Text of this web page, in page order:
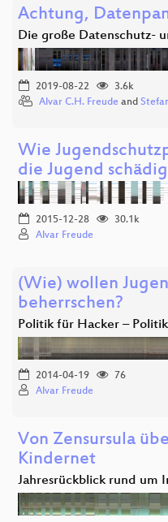
Achtung,
Die große Datenschutz-
2019-08-22
3.6k
Alvar C.H. Freude and
Wie
die Jugend
2015-12-28
30.1k
Alvar Freude
(Wie) wollen
beherrschen?
Politik für Hacker –
2014-04-19
76
Alvar Freude
Von Zensursula
Kindernet
Jahresrückblick rund um